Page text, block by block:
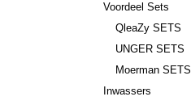
Voordeel Sets
QleaZy SETS
UNGER SETS
Moerman SETS
Inwassers